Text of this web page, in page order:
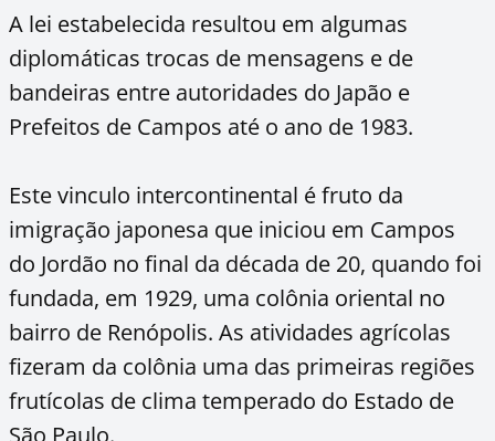
A lei estabelecida resultou em algumas
diplomáticas trocas de mensagens e de
bandeiras entre autoridades do Japão e
Prefeitos de Campos até o ano de 1983.
Este vinculo intercontinental é fruto da
imigração japonesa que iniciou em Campos
do Jordão no final da década de 20, quando foi
fundada, em 1929, uma colônia oriental no
bairro de Renópolis. As atividades agrícolas
fizeram da colônia uma das primeiras regiões
frutícolas de clima temperado do Estado de
São Paulo.